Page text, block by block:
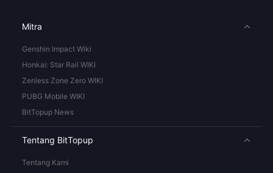
Mitra
Genshin Impact Wiki
Honkai: Star Rail WIKI
Zenless Zone Zero WIKI
PUBG Mobile WIKI
BitTopup News
Tentang BitTopup
Tentang Kami